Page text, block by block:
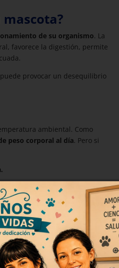
de su organismo. La
favorece la digestión, permite
provocar un desequilibrio
ambiental. Como
peso corporal al día. Pero si
. Esto puede suceder más
las mascotas no sudan
patas, mientras que los gatos
el consumo de líquidos